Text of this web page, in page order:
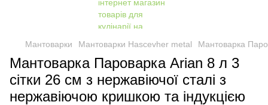
Мантоварки Мантоварки Hascevher metal Мантоварка
Мантоварка Пароварка Arian 8 л 3
сітки 26 см з нержавіючої сталі з
нержавіючою кришкою та індукцією